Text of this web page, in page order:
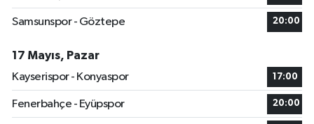
Samsunspor - Göztepe 20:00
17 Mayıs, Pazar
Kayserispor - Konyaspor
17:00
Fenerbahçe - Eyüpspor 20:00